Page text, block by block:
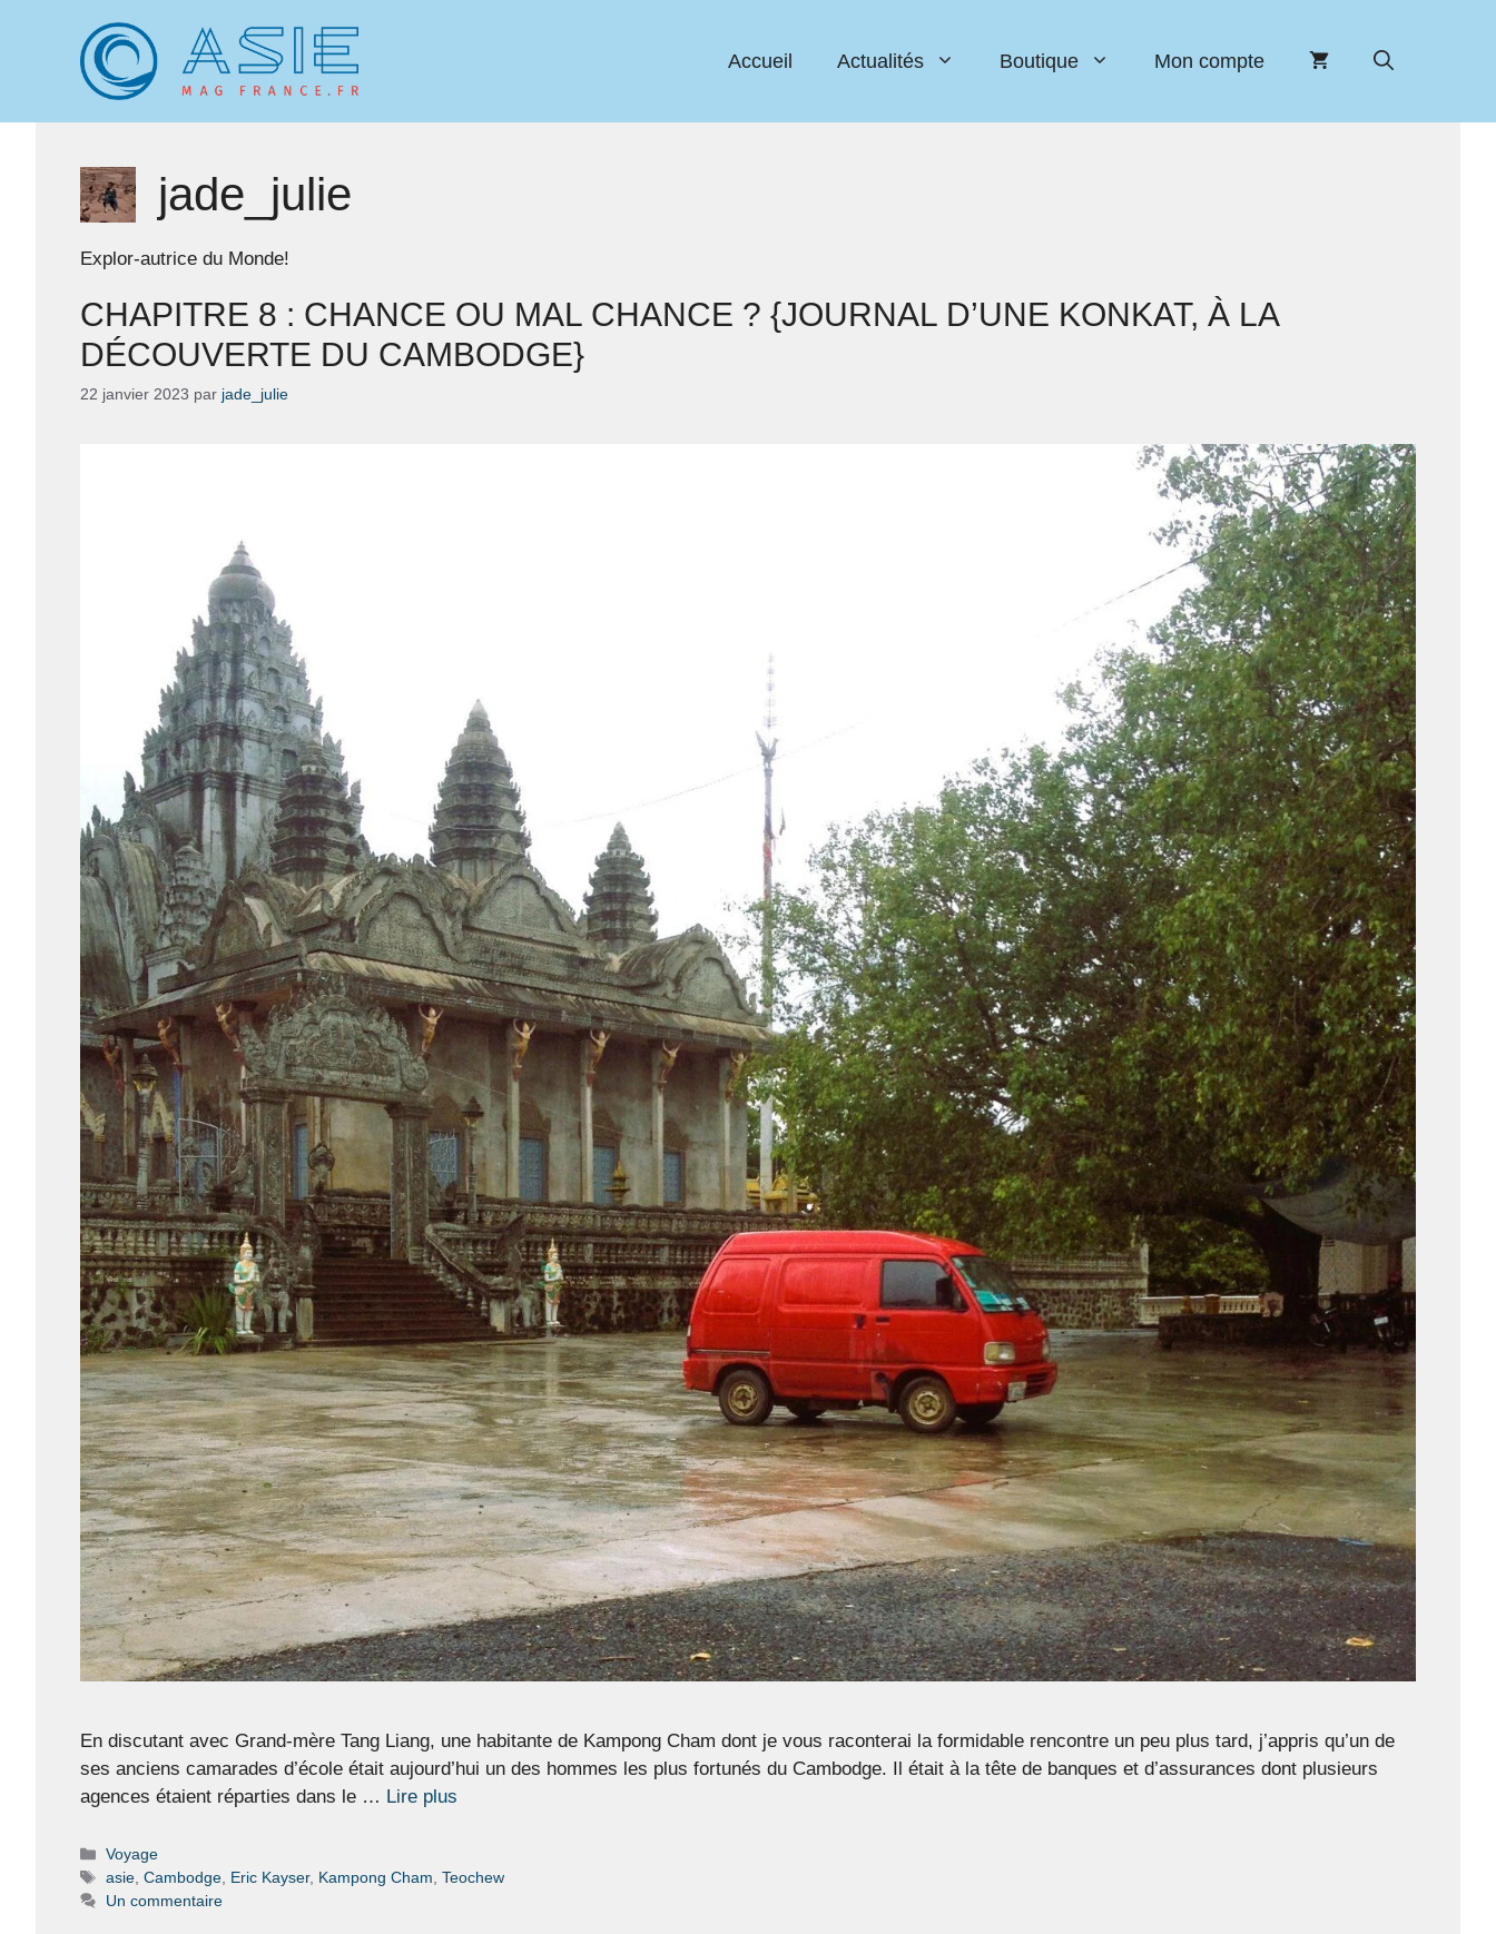
Accueil Actualités Boutique Mon compte
jade_julie
Explor-autrice du Monde!
CHAPITRE 8 : CHANCE OU MAL CHANCE ? {JOURNAL D’UNE KONKAT, À LA
DÉCOUVERTE DU CAMBODGE}
22 janvier 2023 par jade_julie
En discutant avec Grand-mère Tang Liang, une habitante de Kampong Cham dont je vous raconterai la formidable rencontre un peu plus tard, j’appris qu’un de
ses anciens camarades d’école était aujourd’hui un des hommes les plus fortunés du Cambodge. Il était à la tête de banques et d’assurances dont plusieurs
agences étaient réparties dans le … Lire plus
Catégories
Voyage
Étiquettes
asie,Cambodge, Eric Kayser, Kampong Cham,Teochew
Un commentaire